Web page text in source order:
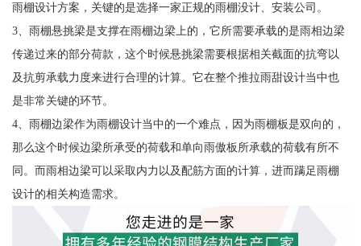
雨棚设计方案，关键的是选择一家正规的雨棚没计、安装公司。
3、雨棚悬挑梁是支撑在雨棚边梁上的，它所需要承载的是雨相边梁
传递过来的部分荷款，这个时候悬挑梁需要根据相关截面的抗弯以
及抗剪承载力度来进行合理的计算。它在整个推拉雨甜设计当中也
是非常关键的环节。
4、雨棚边梁作为雨棚设计当中的一个难点，因为雨棚板是双向的，
那么这个时候边梁所承受的荷载和单向雨傲板所承载的荷载有所不
同。而雨相边梁可以采取内力以及配筋方面的计算，进而蹒足雨棚
设计的相关构造需求。